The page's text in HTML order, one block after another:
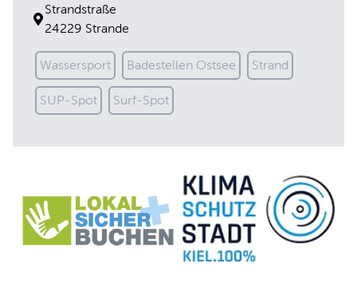
Strandstraße
24229 Strande
Wassersport Badestellen Ostsee Strand
SUP-Spot Surf-Spot